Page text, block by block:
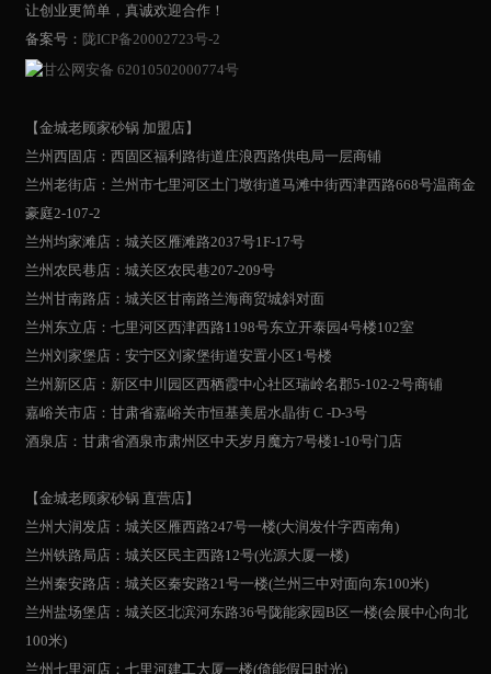
让创业更简单，真诚欢迎合作！
备案号： 陇ICP备20002723号-2
甘公网安备 62010502000774号
【金城老顾家砂锅 加盟店】
兰州西固店：西固区福利路街道庄浪西路供电局一层商铺
兰州老街店：兰州市七里河区土门墩街道马滩中街西津西路668号温商金
豪庭2-107-2
兰州均家滩店：城关区雁滩路2037号1F-17号
兰州农民巷店：城关区农民巷207-209号
兰州甘南路店：城关区甘南路兰海商贸城斜对面
兰州东立店：七里河区西津西路1198号东立开泰园4号楼102室
兰州刘家堡店：安宁区刘家堡街道安置小区1号楼
兰州新区店：新区中川园区西栖霞中心社区瑞岭名郡5-102-2号商铺
嘉峪关市店：甘肃省嘉峪关市恒基美居水晶街 C -D-3号
酒泉店：甘肃省酒泉市肃州区中天岁月魔方7号楼1-10号门店
【金城老顾家砂锅 直营店】
兰州大润发店：城关区雁西路247号一楼(大润发什字西南角)
兰州铁路局店：城关区民主西路12号(光源大厦一楼)
兰州秦安路店：城关区秦安路21号一楼(兰州三中对面向东100米)
兰州盐场堡店：城关区北滨河东路36号陇能家园B区一楼(会展中心向北
100米)
兰州七里河店：七里河建工大厦一楼(倚能假日时光)